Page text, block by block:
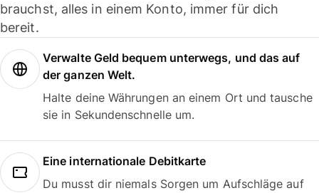
brauchst, alles in einem Konto, immer für dich
bereit.
Verwalte Geld bequem unterwegs, und das auf
der ganzen Welt.
Halte deine Währungen an einem Ort und tausche
sie in Sekundenschnelle um.
Eine internationale Debitkarte
Du musst dir niemals Sorgen um Aufschläge auf